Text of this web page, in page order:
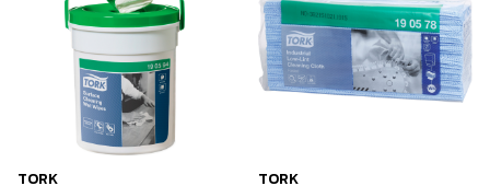
TORK TORK